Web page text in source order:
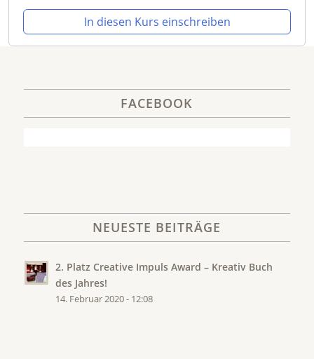
In diesen Kurs einschreiben
FACEBOOK
NEUESTE BEITRÄGE
2. Platz Creative Impuls Award – Kreativ Buch
des Jahres!
14. Februar 2020 - 12:08